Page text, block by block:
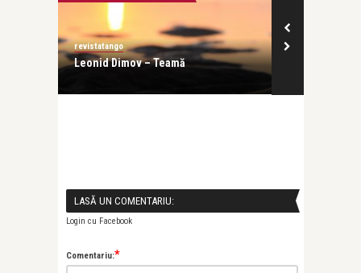
revistatango
Leonid Dimov – Teamă
LASĂ UN COMENTARIU:
Login cu Facebook
Comentariu:*